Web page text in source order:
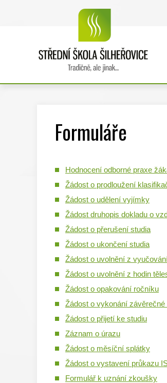
Formuláře
Hodnocení odborné praxe
Žádost o prodloužení
Žádost o udělení vyjímky
Žádost druhopis dokladu o
Žádost o přerušení studia
Žádost o ukončení studia
Žádost o uvolnění z
Žádost o uvolnění z hodin
Žádost o opakování ročníku
Žádost o vykonání
Žádost o přijetí ke studiu
Záznam o úrazu
Žádost o měsíční splátky
Žádost o vystavení průkazu
Formulář k uznání zkoušky